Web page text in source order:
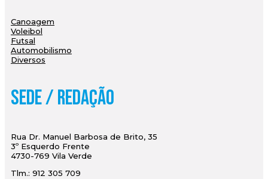
Canoagem
Voleibol
Futsal
Automobilismo
Diversos
Sede / Redação
Rua Dr. Manuel Barbosa de Brito, 35
3º Esquerdo Frente
4730-769 Vila Verde
Tlm.: 912 305 709